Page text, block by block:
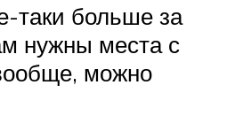
таки больше за
нужны места с
можно